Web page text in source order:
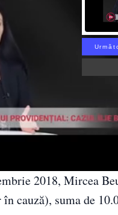
2018, Mircea
cauză), suma de